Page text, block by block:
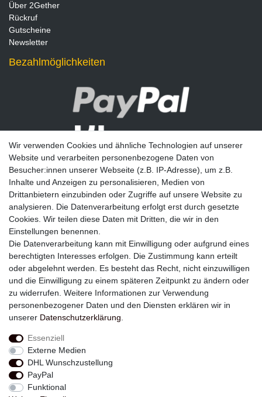
Über 2Gether
Rückruf
Gutscheine
Newsletter
Bezahlmöglichkeiten
Newsletter
E-MAIL **
Einwilligung kann ich jederzeit widerrufen.**
Abonnieren
Widerrufs­recht Widerrufs­formular
Wir verwenden Cookies und ähnliche Technologien auf unserer
Website und verarbeiten personenbezogene Daten von
Besucher:innen unserer Webseite (z.B. IP-Adresse), um z.B.
Inhalte und Anzeigen zu personalisieren, Medien von
Drittanbietern einzubinden oder Zugriffe auf unsere Website zu
analysieren. Die Datenverarbeitung erfolgt erst durch gesetzte
Cookies. Wir teilen diese Daten mit Dritten, die wir in den
Einstellungen benennen.
Die Datenverarbeitung kann mit Einwilligung oder aufgrund eines
berechtigten Interesses erfolgen. Die Zustimmung kann erteilt
oder abgelehnt werden. Es besteht das Recht, nicht einzuwilligen
und die Einwilligung zu einem späteren Zeitpunkt zu ändern oder
zu widerrufen. Weitere Informationen zur Verwendung
personenbezogener Daten und den Diensten erklären wir in
unserer Daten­schutz­erklärung
Essenziell
Externe Medien
DHL Wunschzustellung
PayPal
Funktional